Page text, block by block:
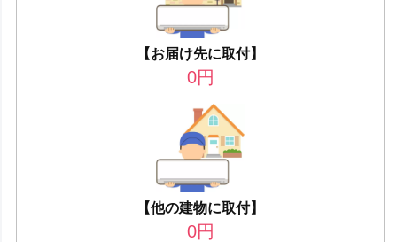
【お届け先に取付】
0円
【他の建物に取付】
0円